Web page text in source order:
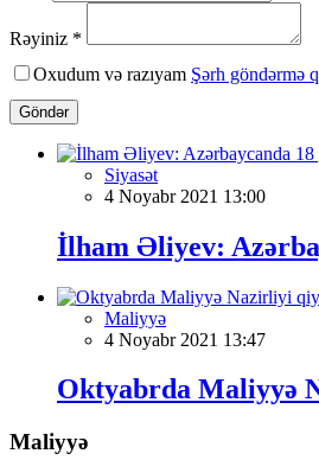
Rəyiniz *
Oxudum və razıyam Şərh göndərmə
Göndər
Siyasət
4 Noyabr 2021 13:00
İlham Əliyev:
Maliyyə
4 Noyabr 2021 13:47
Oktyabrda Maliyyə
Maliyyə